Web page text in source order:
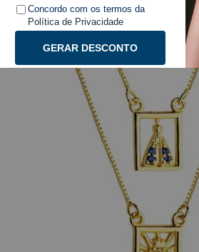
Concordo com os termos da
Política de Privacidade
GERAR DESCONTO